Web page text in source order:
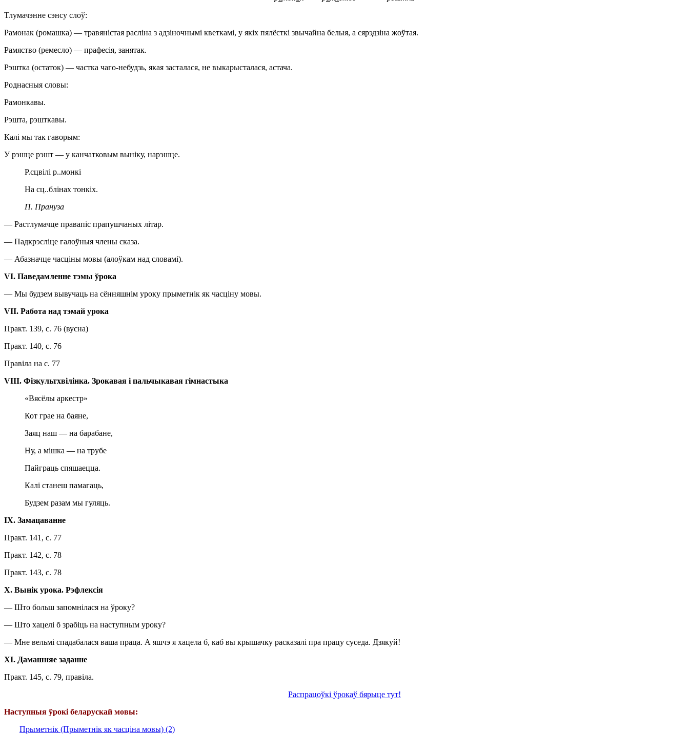
Тлумачэнне сэнсу слоў:
Рамонак (ромашка) — травяністая расліна з адзіночнымі кветкамі, у якіх пялёсткі звычайна белыя, а сярэдзіна жоўтая.
Рамяство (ремесло) — прафесія, занятак.
Рэштка (остаток) — частка чаго-небудзь, якая засталася, не выкарысталася, астача.
Роднасныя словы:
Рамонкавы.
Рэшта, рэшткавы.
Калі мы так гаворым:
У рэшце рэшт — у канчатковым выніку, нарэшце.
Р.сцвілі р..монкі
На сц..блінах тонкіх.
П. Прануза
— Растлумачце правапіс прапушчаных літар.
— Падкрэсліце галоўныя члены сказа.
— Абазначце часціны мовы (алоўкам над словамі).
VI. Паведамленне тэмы ўрока
— Мы будзем вывучаць на сённяшнім уроку прыметнік як часціну мовы.
VІI. Работа над тэмай урока
Практ. 139, с. 76 (вусна)
Практ. 140, с. 76
Правіла на с. 77
VIІI. Фізкультхвілінка. Зрокавая і пальчыкавая гімнастыка
«Вясёлы аркестр»
Кот грае на баяне,
Заяц наш — на барабане,
Ну, а мішка — на трубе
Пайграць спяшаецца.
Калі станеш памагаць,
Будзем разам мы гуляць.
IX. Замацаванне
Практ. 141, с. 77
Практ. 142, с. 78
Практ. 143, с. 78
X. Вынік урока. Рэфлексія
— Што больш запомнілася на ўроку?
— Што хацелі б зрабіць на наступным уроку?
— Мне вельмі спадабалася ваша праца. А яшчэ я хацела б, каб вы крышачку расказалі пра працу суседа. Дзякуй!
XI. Дамашняе заданне
Практ. 145, с. 79, правіла.
Распрацоўкі ўрокаў бярыце тут!
Наступныя ўрокі беларускай мовы:
Прыметнік (Прыметнік як часціна мовы) (2)